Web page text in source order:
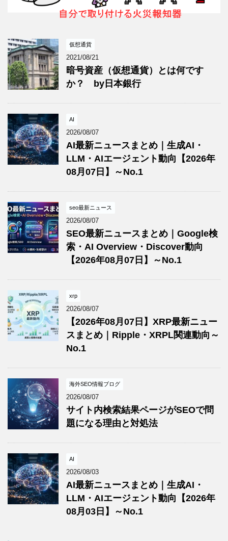
仮想通貨
2021/08/21
暗号資産（仮想通貨）とは何です
か？ by日本銀行
AI
2026/08/07
AI最新ニュースまとめ｜生成AI・
LLM・AIエージェント動向【2026年
08月07日】～No.1
seo最新ニュース
2026/08/07
SEO最新ニュースまとめ｜Google検
索・AI Overview・Discover動向
【2026年08月07日】～No.1
xrp
2026/08/07
【2026年08月07日】XRP最新ニュー
スまとめ｜Ripple・XRPL関連動向～
No.1
海外SEO情報ブログ
2026/08/07
サイト内検索結果ページがSEOで問
題になる理由と対処法
AI
2026/08/03
AI最新ニュースまとめ｜生成AI・
LLM・AIエージェント動向【2026年
08月03日】～No.1